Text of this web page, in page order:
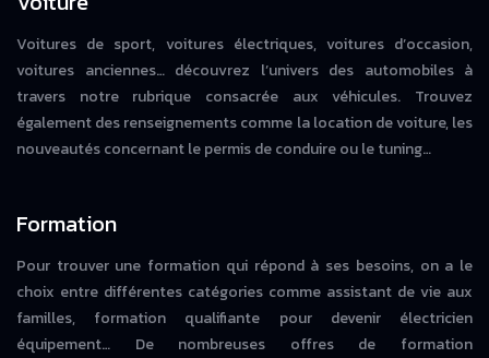
Voitures de sport, voitures électriques, voitures d’occasion,
voitures anciennes… découvrez l’univers des automobiles à
travers notre rubrique consacrée aux véhicules. Trouvez
également des renseignements comme la location de voiture, les
nouveautés concernant le permis de conduire ou le tuning…
Formation
Pour trouver une formation qui répond à ses besoins, on a le
choix entre différentes catégories comme assistant de vie aux
familles, formation qualifiante pour devenir électricien
équipement… De nombreuses offres de formation